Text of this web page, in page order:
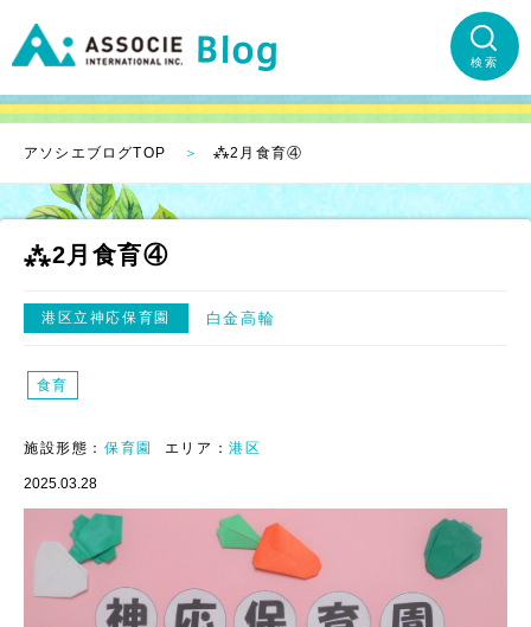
検索
アソシエブログTOP ⁂2月食育④
⁂2月食育④
港区立神応保育園 白金高輪
食育
施設形態： 保育園 エリア：港区
2025.03.28